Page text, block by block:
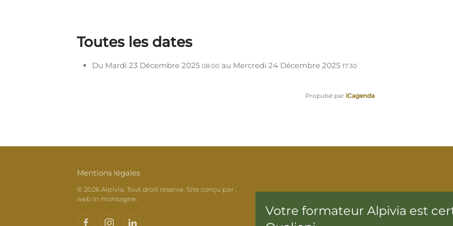
Toutes les dates
Du Mardi 23 Décembre 2025 08:00 au Mercredi 24 Décembre 2025 17:30
Propulsé par iCagenda
Mentions légales
© 2026Alpivia. Tout droit réservé. Site conçu par :
web in montagne.
Votre formateur Alpivia est